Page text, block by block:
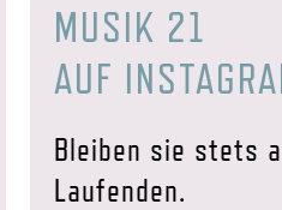
MUSIK 21
AUF
Bleiben sie stets
Laufenden.